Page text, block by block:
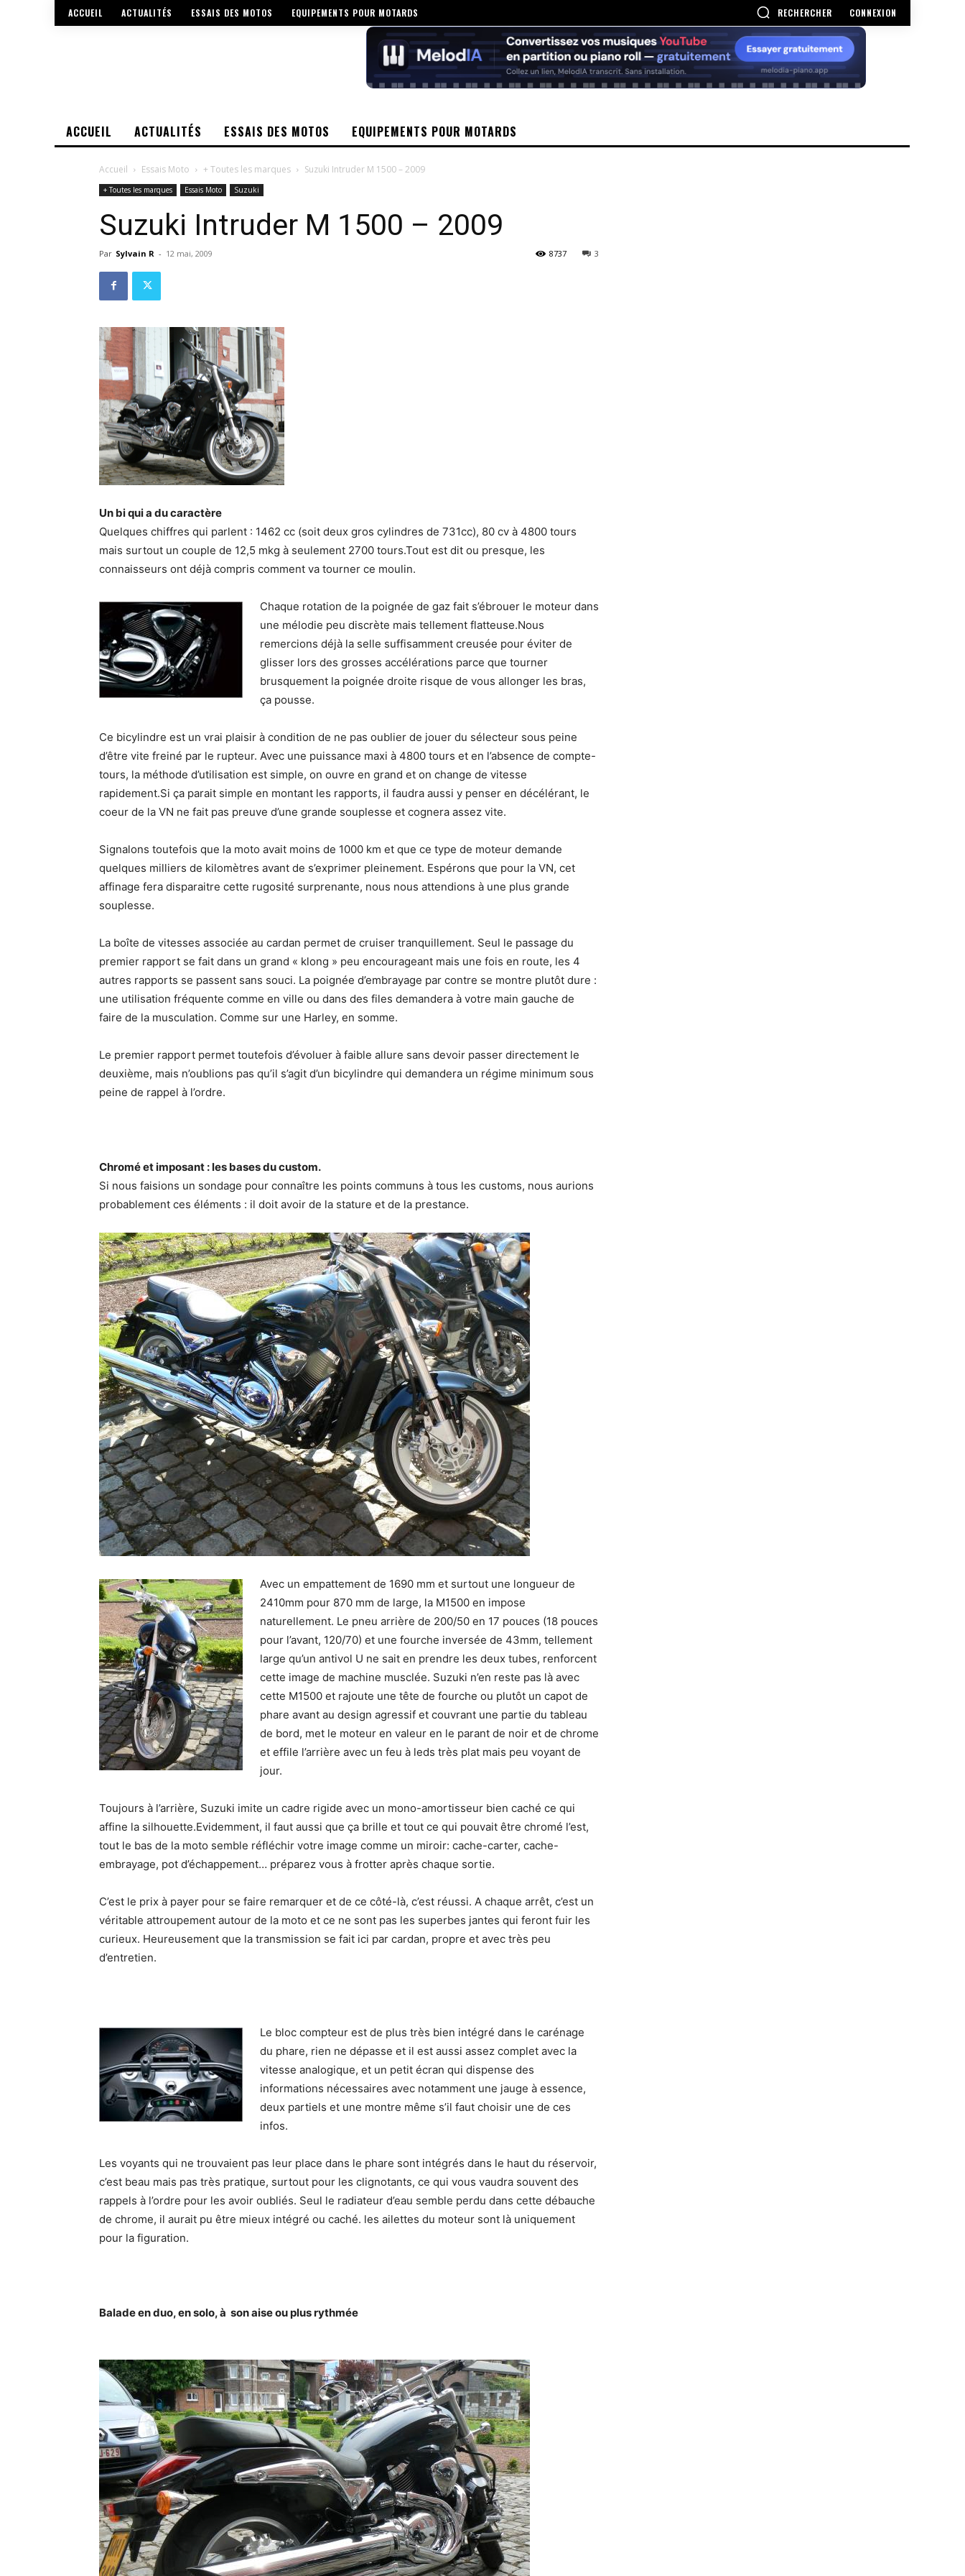
ACCUEIL ACTUALITÉS ESSAIS DES MOTOS EQUIPEMENTS POUR MOTARDS RECHERCHER CONNEXION
ACCUEIL ACTUALITÉS ESSAIS DES MOTOS EQUIPEMENTS POUR MOTARDS
Accueil Essais Moto + Toutes les marques Suzuki Intruder M 1500 – 2009
+ Toutes les marques Essais Moto Suzuki
Suzuki Intruder M 1500 – 2009
Par Sylvain R - 12 mai, 2009 3
8737
Un bi qui a du caractère
Quelques chiffres qui parlent : 1462 cc (soit deux gros cylindres de 731cc), 80 cv à 4800 tours
mais surtout un couple de 12,5 mkg à seulement 2700 tours.Tout est dit ou presque, les
connaisseurs ont déjà compris comment va tourner ce moulin.
Chaque rotation de la poignée de gaz fait s’ébrouer le moteur dans
une mélodie peu discrète mais tellement flatteuse.Nous
remercions déjà la selle suffisamment creusée pour éviter de
glisser lors des grosses accélérations parce que tourner
brusquement la poignée droite risque de vous allonger les bras,
ça pousse.
Ce bicylindre est un vrai plaisir à condition de ne pas oublier de jouer du sélecteur sous peine
d’être vite freiné par le rupteur. Avec une puissance maxi à 4800 tours et en l’absence de compte-
tours, la méthode d’utilisation est simple, on ouvre en grand et on change de vitesse
rapidement.Si ça parait simple en montant les rapports, il faudra aussi y penser en décélérant, le
coeur de la VN ne fait pas preuve d’une grande souplesse et cognera assez vite.
Signalons toutefois que la moto avait moins de 1000 km et que ce type de moteur demande
quelques milliers de kilomètres avant de s’exprimer pleinement. Espérons que pour la VN, cet
affinage fera disparaitre cette rugosité surprenante, nous nous attendions à une plus grande
souplesse.
La boîte de vitesses associée au cardan permet de cruiser tranquillement. Seul le passage du
premier rapport se fait dans un grand « klong » peu encourageant mais une fois en route, les 4
autres rapports se passent sans souci. La poignée d’embrayage par contre se montre plutôt dure :
une utilisation fréquente comme en ville ou dans des files demandera à votre main gauche de
faire de la musculation. Comme sur une Harley, en somme.
Le premier rapport permet toutefois d’évoluer à faible allure sans devoir passer directement le
deuxième, mais n’oublions pas qu’il s’agit d’un bicylindre qui demandera un régime minimum sous
peine de rappel à l’ordre.
Chromé et imposant : les bases du custom.
Si nous faisions un sondage pour connaître les points communs à tous les customs, nous aurions
probablement ces éléments : il doit avoir de la stature et de la prestance.
Avec un empattement de 1690 mm et surtout une longueur de
2410mm pour 870 mm de large, la M1500 en impose
naturellement. Le pneu arrière de 200/50 en 17 pouces (18 pouces
pour l’avant, 120/70) et une fourche inversée de 43mm, tellement
large qu’un antivol U ne sait en prendre les deux tubes, renforcent
cette image de machine musclée. Suzuki n’en reste pas là avec
cette M1500 et rajoute une tête de fourche ou plutôt un capot de
phare avant au design agressif et couvrant une partie du tableau
de bord, met le moteur en valeur en le parant de noir et de chrome
et effile l’arrière avec un feu à leds très plat mais peu voyant de
jour.
Toujours à l’arrière, Suzuki imite un cadre rigide avec un mono-amortisseur bien caché ce qui
affine la silhouette.Evidemment, il faut aussi que ça brille et tout ce qui pouvait être chromé l’est,
tout le bas de la moto semble réfléchir votre image comme un miroir: cache-carter, cache-
embrayage, pot d’échappement… préparez vous à frotter après chaque sortie.
C’est le prix à payer pour se faire remarquer et de ce côté-là, c’est réussi. A chaque arrêt, c’est un
véritable attroupement autour de la moto et ce ne sont pas les superbes jantes qui feront fuir les
curieux. Heureusement que la transmission se fait ici par cardan, propre et avec très peu
d’entretien.
Le bloc compteur est de plus très bien intégré dans le carénage
du phare, rien ne dépasse et il est aussi assez complet avec la
vitesse analogique, et un petit écran qui dispense des
informations nécessaires avec notamment une jauge à essence,
deux partiels et une montre même s’il faut choisir une de ces
infos.
Les voyants qui ne trouvaient pas leur place dans le phare sont intégrés dans le haut du réservoir,
c’est beau mais pas très pratique, surtout pour les clignotants, ce qui vous vaudra souvent des
rappels à l’ordre pour les avoir oubliés. Seul le radiateur d’eau semble perdu dans cette débauche
de chrome, il aurait pu être mieux intégré ou caché. les ailettes du moteur sont là uniquement
pour la figuration.
Balade en duo, en solo, à son aise ou plus rythmée